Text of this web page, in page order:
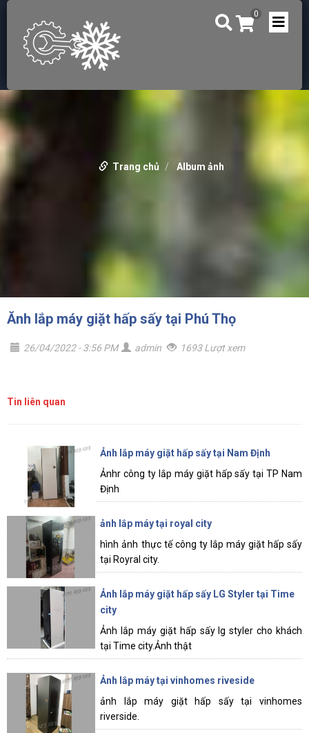
0
Trang chủ Album ảnh
Ănh lắp máy giặt hấp sấy tại Phú Thọ
26/04/2022 - 3:56 PM admin 1693 Lượt xem
Tin liên quan
Ảnh lắp máy giặt hấp sấy tại Nam Định
Ảnhr công ty lắp máy giặt hấp sấy tại TP Nam
Định
ảnh lắp máy tại royal city
hình ảnh thực tế công ty lắp máy giặt hấp sấy
tại Royral city.
Ảnh lắp máy giặt hấp sấy LG Styler tại Time
city
Ảnh lắp máy giặt hấp sấy lg styler cho khách
tại Time city.Ảnh thật
Ảnh lắp máy tại vinhomes riveside
ảnh lắp máy giặt hấp sấy tại vinhomes
riverside.